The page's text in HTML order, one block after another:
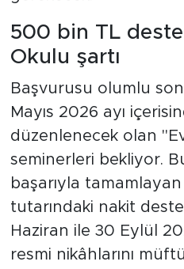
500 bin TL
Okulu şartı
Başvurusu olumlu
Mayıs 2026 ayı
düzenlenecek olan
seminerleri bekliyor.
başarıyla
tutarındaki nakit
Haziran ile 30 Eylül
resmi nikâhlarını